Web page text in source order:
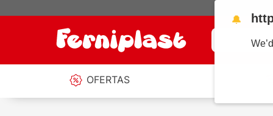
¿Qué estás
OFERTAS
🔔